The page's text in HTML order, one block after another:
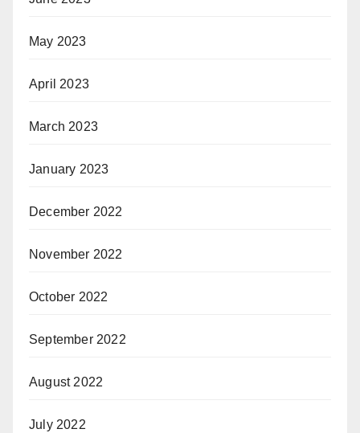
May 2023
April 2023
March 2023
January 2023
December 2022
November 2022
October 2022
September 2022
August 2022
July 2022